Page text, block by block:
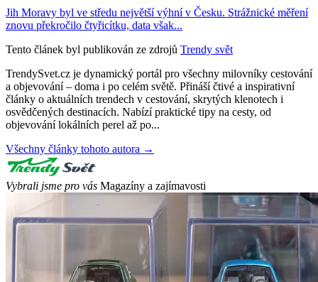
Jih Moravy byl ve středu největší výhní v Česku. Strážnické měření
znovu překročilo čtyřicítku, data však...
Tento článek byl publikován ze zdrojů Trendy svět
TrendySvet.cz je dynamický portál pro všechny milovníky cestování
a objevování – doma i po celém světě. Přináší čtivé a inspirativní
články o aktuálních trendech v cestování, skrytých klenotech i
osvědčených destinacích. Nabízí praktické tipy na cesty, od
objevování lokálních perel až po...
Všechny články tohoto autora →
Vybrali jsme pro vás Magazíny a zajímavosti